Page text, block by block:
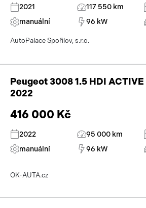
2021 117 550 km
manuální
96 kW
AutoPalace Spořilov, s.r.o.
Peugeot 3008 1.5 HDI
2022
416 000 Kč
2022 95 000 km
manuální
96 kW
OK-AUTA.cz